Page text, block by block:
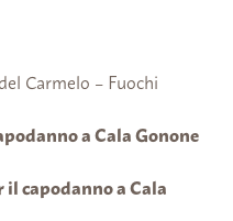
Carmelo – Fuochi
a Cala Gonone
capodanno a Cala